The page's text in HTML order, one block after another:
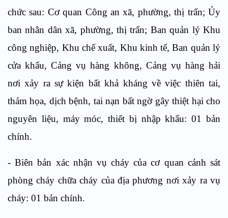
chức sau: Cơ quan Công an xã, phường, thị trấn; Ủy
ban nhân dân xã, phường, thị trấn; Ban quản lý Khu
công nghiệp, Khu chế xuất, Khu kinh tế, Ban quản lý
cửa khẩu, Cảng vụ hàng không, Cảng vụ hàng hải
nơi xảy ra sự kiện bất khả kháng về việc thiên tai,
thảm họa, dịch bệnh, tai nạn bất ngờ gây thiệt hại cho
nguyên liệu, máy móc, thiết bị nhập khẩu: 01 bản
chính.
- Biên bản xác nhận vụ cháy của cơ quan cảnh sát
phòng cháy chữa cháy của địa phương nơi xảy ra vụ
cháy: 01 bản chính.